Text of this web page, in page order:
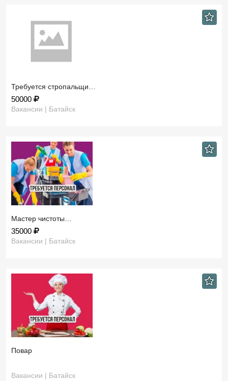
Требуется стропальщи…
50000
Вакансии | Батайск
Мастер чистоты…
35000
Вакансии | Батайск
Повар
Вакансии | Батайск